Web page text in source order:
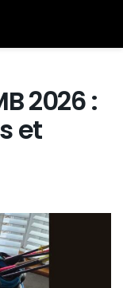
2026 :
et